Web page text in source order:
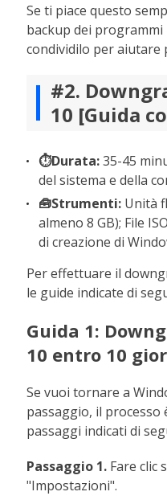
Se ti piace questo
backup dei
condividilo per aiutare
#2.
10 [Guida
⏱️Durata:35-45
del sistema e della
🧰Strumenti: Unità
almeno 8 GB); File
di creazione di
Per effettuare il
le guide indicate di
Guida 1:
10 entro 10
Se vuoi tornare a
passaggio, il processo
passaggi indicati di
Passaggio 1. Fare clic
"Impostazioni".